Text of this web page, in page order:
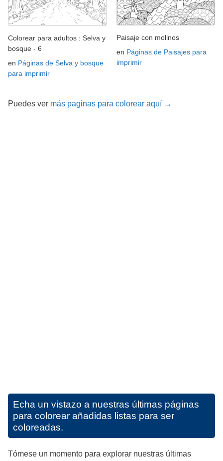
Colorear para adultos : Selva y
bosque - 6
en Páginas de Selva y bosque
para imprimir
Paisaje con molinos
en Páginas de Paisajes para
imprimir
Puedes ver más paginas para colorear aquí →
Echa un vistazo a nuestras últimas páginas
para colorear añadidas listas para ser
coloreadas.
Tómese un momento para explorar nuestras últimas